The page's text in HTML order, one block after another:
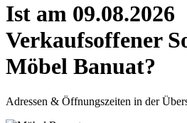
Ist am 09.08.2026
Verkaufsoffener
Möbel Banuat?
Adressen & Öffnungszeiten in der